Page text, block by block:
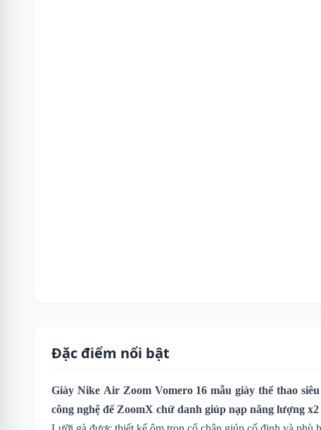
Đặc điểm nổi bật
Giày Nike Air Zoom Vomero 16 mẫu giày thể thao
công nghệ đế ZoomX chứ danh giúp nạp năng lượng